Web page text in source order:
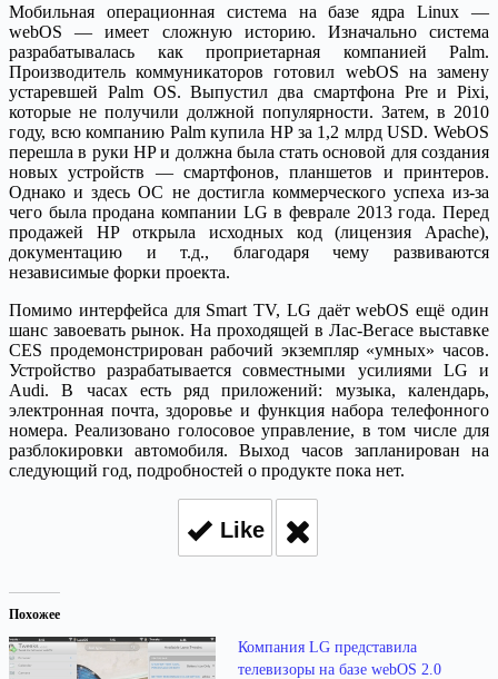
Мобильная операционная система на базе ядра Linux —
webOS — имеет сложную историю. Изначально система
разрабатывалась как проприетарная компанией Palm.
Производитель коммуникаторов готовил webOS на замену
устаревшей Palm OS. Выпустил два смартфона Pre и Pixi,
которые не получили должной популярности. Затем, в 2010
году, всю компанию Palm купила HP за 1,2 млрд USD. WebOS
перешла в руки HP и должна была стать основой для создания
новых устройств — смартфонов, планшетов и принтеров.
Однако и здесь ОС не достигла коммерческого успеха из-за
чего была продана компании LG в феврале 2013 года. Перед
продажей HP открыла исходных код (лицензия Apache),
документацию и т.д., благодаря чему развиваются
независимые форки проекта.
Помимо интерфейса для Smart TV, LG даёт webOS ещё один
шанс завоевать рынок. На проходящей в Лас-Вегасе выставке
CES продемонстрирован рабочий экземпляр «умных» часов.
Устройство разрабатывается совместными усилиями LG и
Audi. В часах есть ряд приложений: музыка, календарь,
электронная почта, здоровье и функция набора телефонного
номера. Реализовано голосовое управление, в том числе для
разблокировки автомобиля. Выход часов запланирован на
следующий год, подробностей о продукте пока нет.
Like
Похожее
Компания LG представила
телевизоры на базе webOS 2.0